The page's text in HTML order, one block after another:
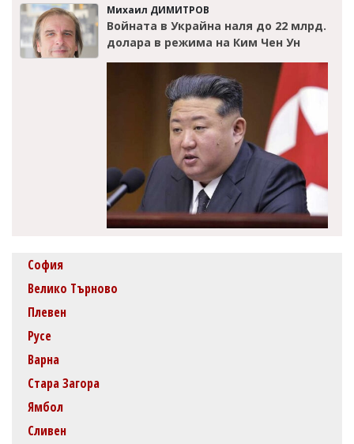
Михаил ДИМИТРОВ
Войната в Украйна наля до 22 млрд.
долара в режима на Ким Чен Ун
София
Велико Търново
Плевен
Русе
Варна
Стара Загора
Ямбол
Сливен